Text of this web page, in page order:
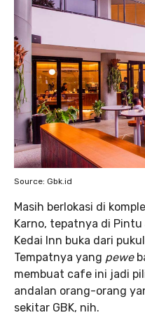
Source: Gbk.id
Masih berlokasi di
Karno, tepatnya di
Kedai Inn buka dari
Tempatnya yang pewe
membuat cafe ini jadi
andalan orang-orang
sekitar GBK, nih.